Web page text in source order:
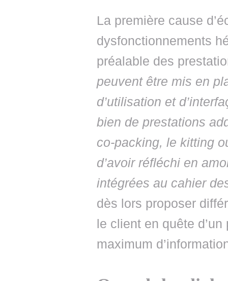
La première cause
dysfonctionnements
préalable des
peuvent être mis en
d’utilisation et
bien de prestations
co-packing, le kitting
d’avoir réfléchi en
intégrées au cahier
dès lors proposer
le client en quête
maximum